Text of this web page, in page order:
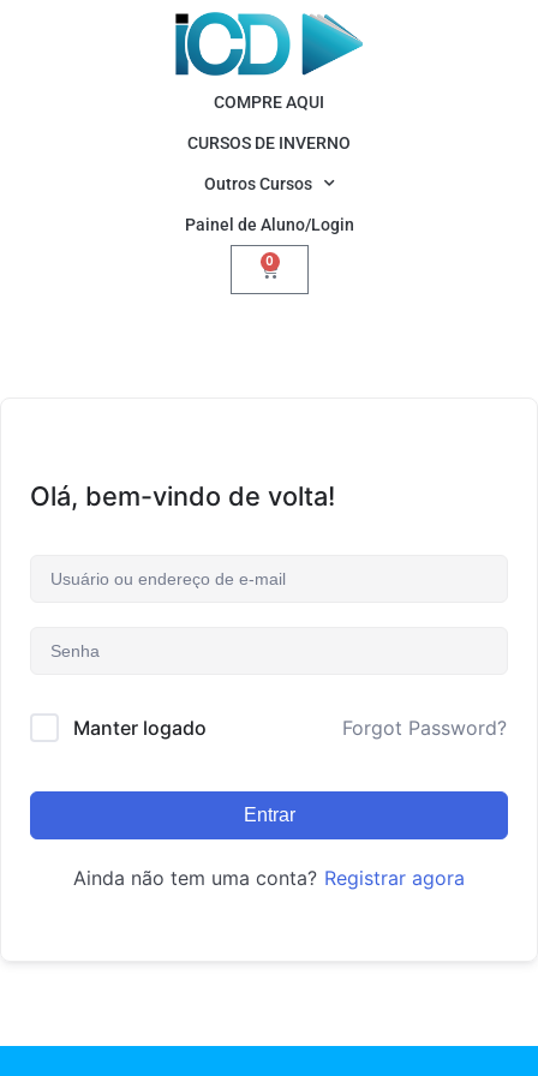
COMPRE AQUI
CURSOS DE INVERNO
Outros Cursos
Painel de Aluno/Login
0
Olá, bem-vindo de volta!
Manter logado Forgot Password?
Entrar
Ainda não tem uma conta? Registrar agora